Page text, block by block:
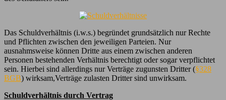
Das Schuldverhältnis (i.w.s.) begründet grundsätzlich nur Rechte
und Pflichten zwischen den jeweiligen Parteien. Nur
ausnahmsweise können Dritte aus einem zwischen anderen
Personen bestehenden Verhältnis berechtigt oder sogar verpflichtet
sein. Hierbei sind allerdings nur Verträge zugunsten Dritter (§328
BGB) wirksam,Verträge zulasten Dritter sind unwirksam.
Schuldverhältnis durch Vertrag